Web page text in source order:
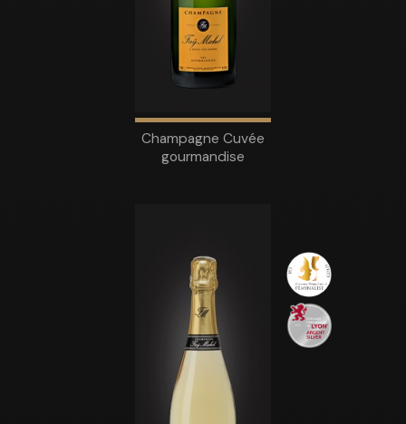
Champagne Cuvée
gourmandise